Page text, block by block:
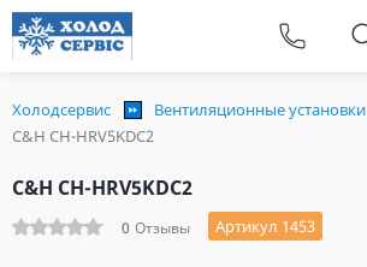
Холодсервис
Вентиляционные установки
C&H CH-HRV5KDC2
C&H CH-HRV5KDC2
0 Отзывы Артикул 1453